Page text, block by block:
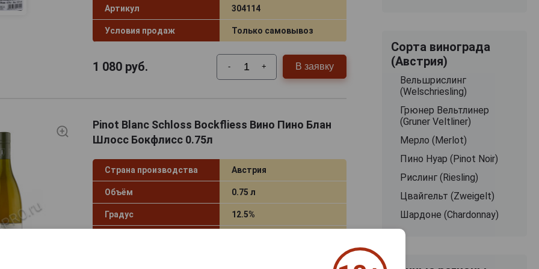
Артикул 304114
Условия продаж Только самовывоз
1 080руб. - + В заявку
Pinot Blanc Schloss Bockfliess Вино Пино Блан
Шлосс Бокфлисс 0.75л
Страна производства Австрия
Объём 0.75 л
Градус 12.5%
Сорта винограда
(Австрия)
Вельшрислинг
(Welschriesling)
Грюнер Вельтлинер
(Gruner Veltliner)
Мерло (Merlot)
Пино Нуар (Pinot Noir)
Рислинг (Riesling)
Цвайгельт (Zweigelt)
Шардоне (Chardonnay)